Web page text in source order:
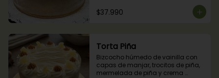
$37.990
Torta Piña
Bizcocho húmedo de vainilla con
capas de manjar, trocitos de piña,
mermelada de piña y crema